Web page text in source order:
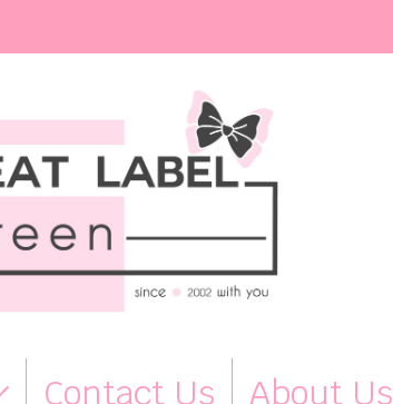
Contact Us About Us